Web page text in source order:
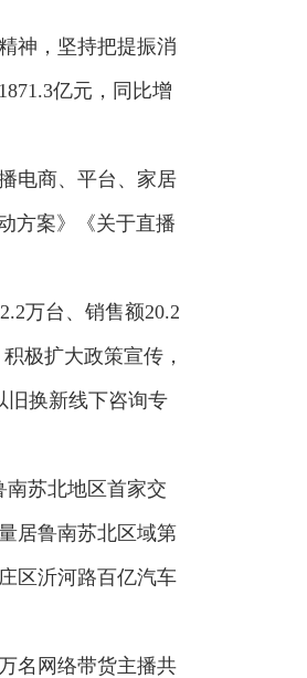
神，坚持把提振消
亿元，同比增
电商、平台、家居
方案》《关于直播
万台、销售额20.2
极扩大政策宣传，
旧换新线下咨询专
南苏北地区首家交
居鲁南苏北区域第
区沂河路百亿汽车
名网络带货主播共